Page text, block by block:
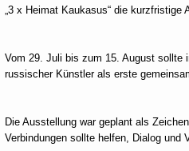
„3 x Heimat Kaukasus“ die kurzfristige
Vom 29. Juli bis zum 15. August sollte
russischer Künstler als erste
Die Ausstellung war geplant als
Verbindungen sollte helfen, Dialog und